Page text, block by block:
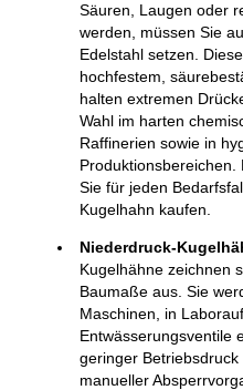
Säuren, Laugen oder
werden, müssen Sie
Edelstahl setzen.
hochfestem,
halten extremen
Wahl im harten
Raffinerien sowie in
Produktionsbereichen.
Sie für jeden
Kugelhahn kaufen.
Niederdruck-
Kugelhähne zeichnen
Baumaße aus. Sie
Maschinen, in
Entwässerungsventile
geringer
manueller